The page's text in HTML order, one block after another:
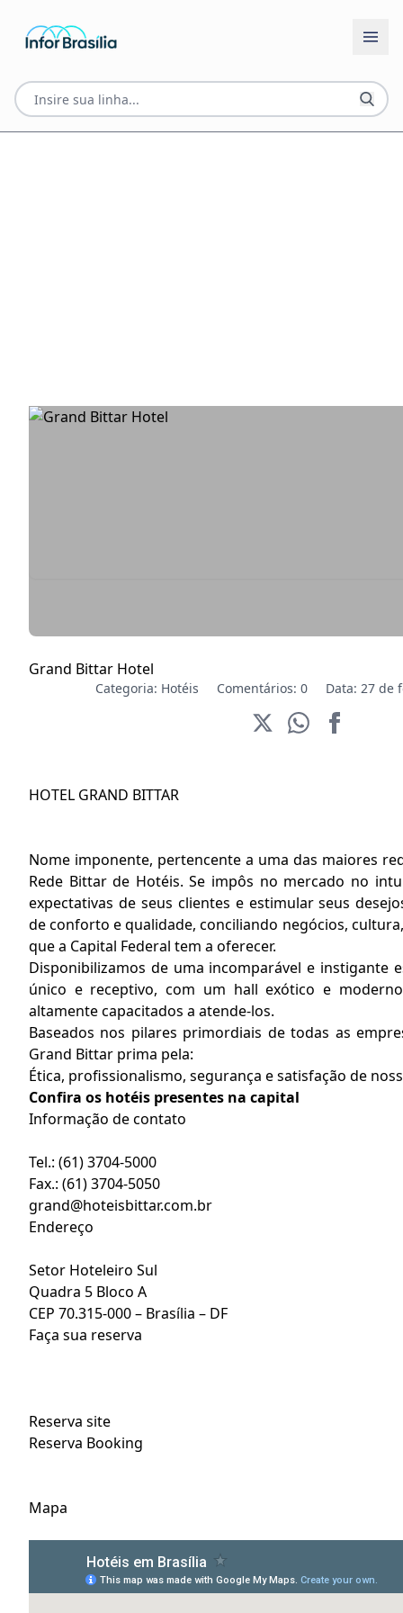
Grand Bittar Hotel
Categoria: Hotéis Comentários: 0 Data: 27 de
HOTEL GRAND BITTAR
Nome imponente, pertencente a uma das maiores
Rede Bittar de Hotéis. Se impôs no mercado no
expectativas de seus clientes e estimular seus
de conforto e qualidade, conciliando negócios,
que a Capital Federal tem a oferecer.
Disponibilizamos de uma incomparável e instigante
único e receptivo, com um hall exótico e
altamente capacitados a atende-los.
Baseados nos pilares primordiais de todas as
Grand Bittar prima pela:
Ética, profissionalismo, segurança e satisfação de
Confira os hotéis presentes na capital
Informação de contato
Tel.: (61) 3704-5000
Fax.: (61) 3704-5050
grand@hoteisbittar.com.br
Endereço
Setor Hoteleiro Sul
Quadra 5 Bloco A
CEP 70.315-000 – Brasília – DF
Faça sua reserva
Reserva site
Reserva Booking
Mapa